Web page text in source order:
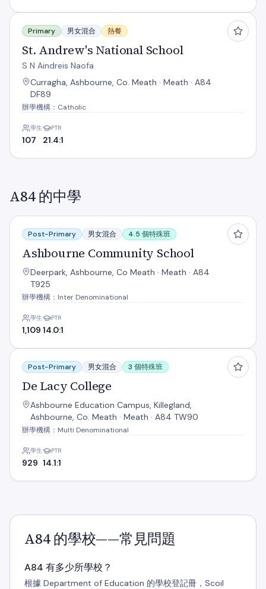
St. Andrew's National School
Primary 男女混合 熱餐
St. Andrew's National School
S N Aindreis Naofa
Curragha, Ashbourne, Co. Meath · Meath · A84
DF89
辦學機構：Catholic
學生
107
PTR
21.4:1
A84 的中學
Ashbourne Community School
Post-Primary 男女混合 4.5 個特殊班
Ashbourne Community School
Deerpark, Ashbourne, Co Meath · Meath · A84
T925
辦學機構：Inter Denominational
學生
1,109
PTR
14.0:1
De Lacy College
Post-Primary 男女混合 3 個特殊班
De Lacy College
Ashbourne Education Campus, Killegland,
Ashbourne, Co. Meath · Meath · A84 TW90
辦學機構：Multi Denominational
學生
929
PTR
14.1:1
A84 的學校——常見問題
A84 有多少所學校？
根據 Department of Education 的學校登記冊，Scoil